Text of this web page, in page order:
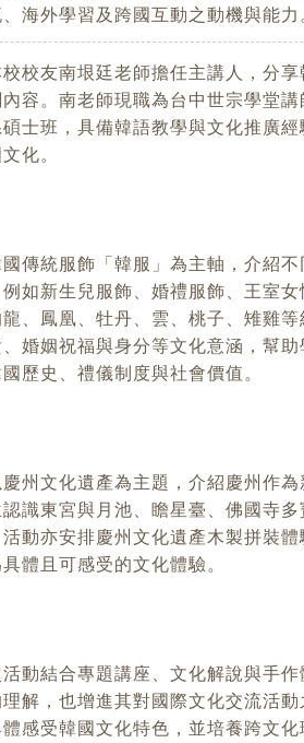
海外學習及跨國互動之動機與能力
校友南垠廷老師擔任主講人，分
容。南老師現職為台中世宗學堂
士班，具備韓語教學與文化推廣
化。
傳統服飾「韓服」為主軸，介紹
如新生兒服飾、婚禮服飾、王室
、鳳凰、牡丹、雲、桃子、雉雞
婚姻祝福與身分等文化意涵，幫
歷史、禮儀制度與社會價值。
州文化遺產為主題，介紹慶州作
識東宮與月池、瞻星臺、佛國寺
動亦安排慶州文化遺產木製拼裝
體且可感受的文化體驗。
動結合專題講座、文化解說與手
解，也增進其對國際文化交流活
感受韓國文化特色，並培養跨文